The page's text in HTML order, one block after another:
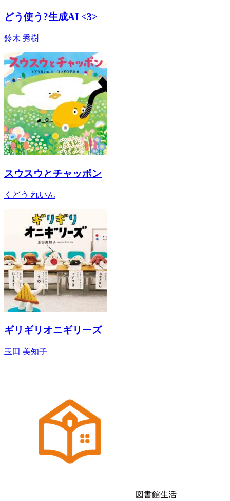
どう使う?生成AI <3>
鈴木 秀樹
スウスウとチャッポン
くどう れいん
ギリギリオニギリーズ
玉田 美知子
図書館生活